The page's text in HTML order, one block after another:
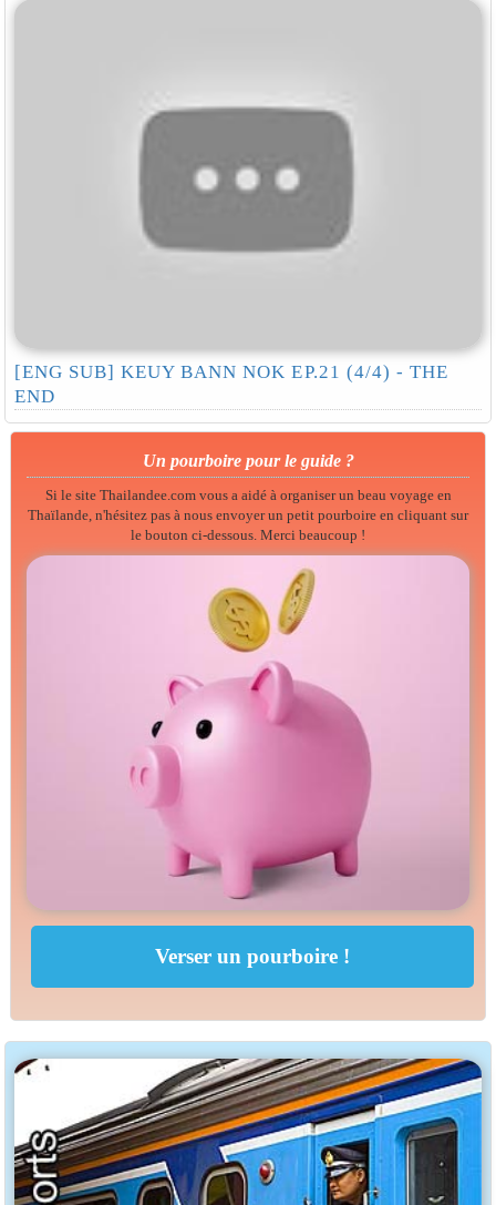
[ENG SUB] KEUY BANN NOK EP.21 (4/4) - THE
END
Un pourboire pour le guide ?
Si le site Thailandee.com vous a aidé à organiser un beau voyage en
Thaïlande, n'hésitez pas à nous envoyer un petit pourboire en cliquant sur
le bouton ci-dessous. Merci beaucoup !